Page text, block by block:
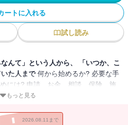
ートに入れる
試し読み
んて」という人から、 「いつか、こ
た人まで何から始めるか? 必要な手
には? 申請、お金、相談、保険、施
取り、記録のつけ方。
もっと見る
2026.08.11まで